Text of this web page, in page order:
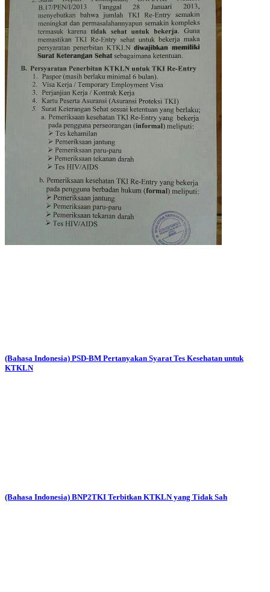
(Bahasa Indonesia) PSD-BM Pertanyakan Syarat Tes Kesehatan untuk
KTKLN
(Bahasa Indonesia) BNP2TKI Terbitkan KTKLN yang Tidak Sah